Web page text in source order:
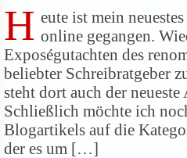
H eute ist mein
online gegangen.
Exposégutachten des
beliebter Schreibratgeber
steht dort auch der
Schließlich möchte ich
Blogartikels auf die
der es um […]